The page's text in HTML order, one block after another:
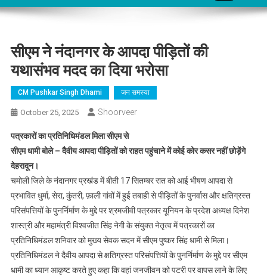
सीएम ने नंदानगर के आपदा पीड़ितों की
यथासंभव मदद का दिया भरोसा
CM Pushkar Singh Dhami जन समस्या
October 25, 2025 Shoorveer
पत्रकारों का प्रतिनिधिमंडल मिला सीएम से
सीएम धामी बोले – दैवीय आपदा पीड़ितों को राहत पहुंचाने में कोई कोर कसर नहीं छोड़ेंगे
देहरादून।
चमोली जिले के नंदानगर प्रखंड में बीती 17 सितम्बर रात को आई भीषण आपदा से
प्रभावित धुर्मा, सेरा, कुंतरी, फ़ाली गांवों में हुई तबाही से पीड़ितों के पुनर्वास और क्षतिग्रस्त
परिसंपत्तियों के पुनर्निर्माण के मुद्दे पर श्रमजीवी पत्रकार यूनियन के प्रदेश अध्यक्ष दिनेश
शास्त्री और महामंत्री विश्वजीत सिंह नेगी के संयुक्त नेतृत्व में पत्रकारों का
प्रतिनिधिमंडल शनिवार को मुख्य सेवक सदन में सीएम पुष्कर सिंह धामी से मिला।
प्रतिनिधिमंडल ने दैवीय आपदा से क्षतिग्रस्त परिसंपत्तियों के पुनर्निर्माण के मुद्दे पर सीएम
धामी का ध्यान आकृष्ट करते हुए कहा कि वहां जनजीवन को पटरी पर वापस लाने के लिए